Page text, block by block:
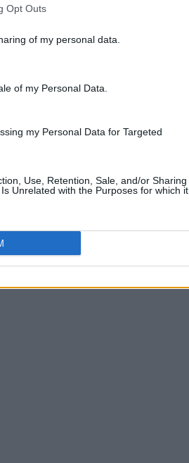
Opt Outs
of my personal data.
of my Personal Data.
my Personal Data for Targeted
Use, Retention, Sale, and/or Sharing
Unrelated with the Purposes for which it